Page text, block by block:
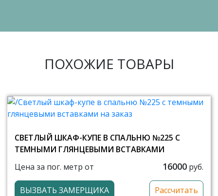
ПОХОЖИЕ ТОВАРЫ
СВЕТЛЫЙ ШКАФ-КУПЕ В СПАЛЬНЮ №225 С
ТЕМНЫМИ ГЛЯНЦЕВЫМИ ВСТАВКАМИ
Цена за пог. метр от
16000 руб.
ВЫЗВАТЬ ЗАМЕРЩИКА Рассчитать